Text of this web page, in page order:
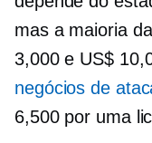
mas a maioria
3,000 e US$
negócios de
6,500 por uma